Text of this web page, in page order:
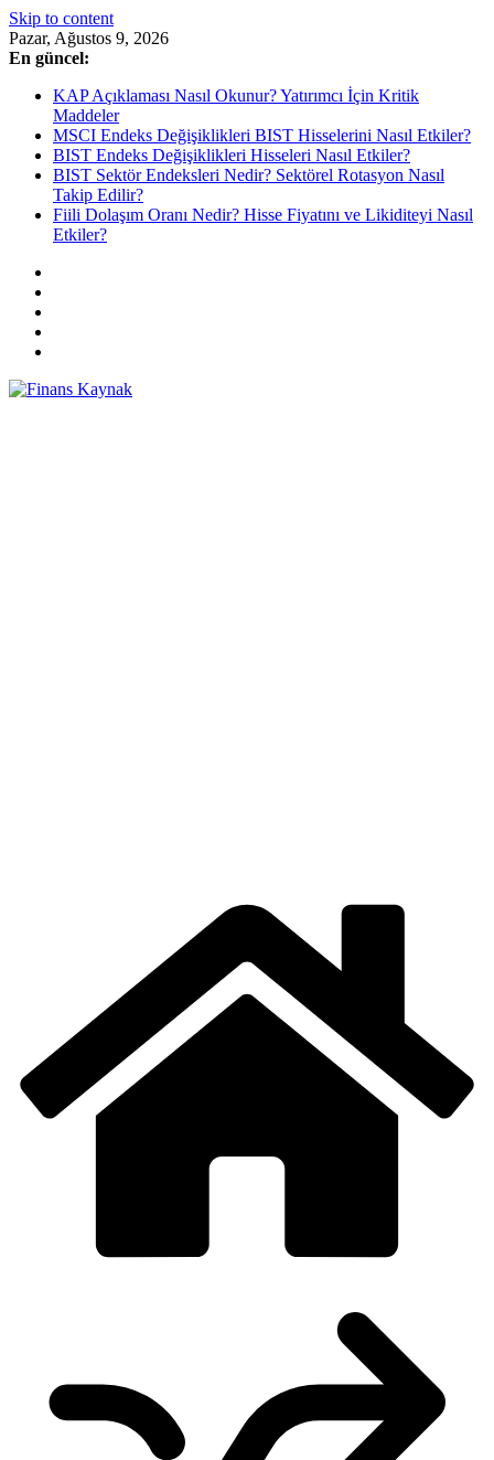
Skip to content
Pazar, Ağustos 9, 2026
En güncel:
KAP Açıklaması Nasıl Okunur? Yatırımcı İçin Kritik
Maddeler
MSCI Endeks Değişiklikleri BIST Hisselerini Nasıl Etkiler?
BIST Endeks Değişiklikleri Hisseleri Nasıl Etkiler?
BIST Sektör Endeksleri Nedir? Sektörel Rotasyon Nasıl
Takip Edilir?
Fiili Dolaşım Oranı Nedir? Hisse Fiyatını ve Likiditeyi Nasıl
Etkiler?